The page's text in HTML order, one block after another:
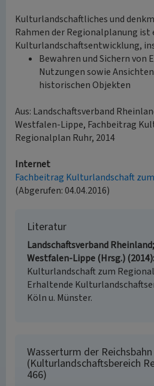
Kulturlandschaftliches und
Rahmen der Regionalplanung ist
Kulturlandschaftsentwicklung,
Bewahren und Sichern von
Nutzungen sowie
historischen Objekten
Aus: Landschaftsverband
Westfalen-Lippe, Fachbeitrag
Regionalplan Ruhr, 2014
Internet
Fachbeitrag Kulturlandschaft
(Abgerufen: 04.04.2016)
Literatur
Landschaftsverband
Westfalen-Lippe (Hrsg.) (2014)
Kulturlandschaft zum
Erhaltende
Köln u. Münster.
Wasserturm der Reichsbahn
(Kulturlandschaftsbereich
466)